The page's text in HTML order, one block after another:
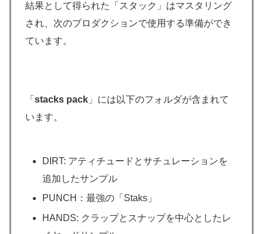
結果として得られた「スタック」はマスタリング
され、次のプロダクションで使用する準備ができ
ています。
「 stacks pack 」には以下のフォルダが含まれて
います。
DIRT: アティチュードとサチュレーションを
追加したサンプル
PUNCH：最強の「Staks」
HANDS: クラップとスナップを中心としたレ